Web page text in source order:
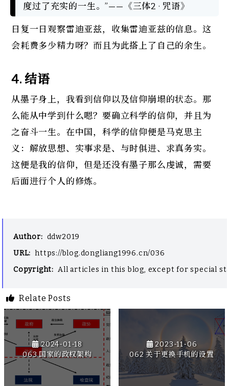
度过了充实的一生。”——《三体2 · 咒语》
日复一日观察雷迪亚兹，收集雷迪亚兹的信息。这
会耗费多少精力呀？而且为此搭上了自己的余生。
4. 结语
从墨子身上，我看到信仰以及信仰崩塌的状态。那
么能从中学到什么嗯？要确立科学的信仰，并且为
之奋斗一生。在中国，科学的信仰便是马克思主
义：解放思想、实事求是、与时俱进、求真务实。
这便是我的信仰，但是还没有墨子那么虔诚，需要
后面进行个人的修炼。
Author: ddw2019
URL: https://blog.dongliang1996.cn/036
Copyright: All articles in this blog, except for special
Relate Posts
2024-01-18
063 国家的政权架构
2023-11-06
062 关于更换手机的设置